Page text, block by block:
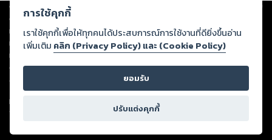
Copyright © 2026
ต่อผลงานหรือเนื้อหาใดที่อัปโหลดผ่านเว็บไซต์และปรากฏว่าละเมิดสิทธิใน
ทรัพย์สินทางปัญญาของบุคคลอื่นหรือขัดต่อกฎหมายและศีลธรรม ดังนั้น ผู้อ่าน
ทุกท่านโปรดใช้วิจารณญาณในการกลั่นกรองด้วยตนเอง และหากท่านพบว่าส่วน
หนึ่งส่วนใดขัดต่อกฎหมายและศีลธรรม กรุณาแจ้งมายังบริษัท เพื่อทีมงานจะได้
ดำเนินการในทันที ทั้งนี้ ทางสตอรี่ล็อกขอสงวนลิขสิทธิ์ตามพระราชบัญญัติ
ลิขสิทธิ์ พ.ศ. 2537 (ฉบับล่าสุด)
For support: member@ookbee.com
Version
การใช้คุกกี้
เราใช้คุกกี้เพื่อให้ทุกคนได้ประสบการณ์การใช้งานที่ดียิ่งขึ้นอ่าน
เพิ่มเติม คลิก (Privacy Policy) และ (Cookie Policy)
ยอมรับ
ปรับแต่งคุกกี้